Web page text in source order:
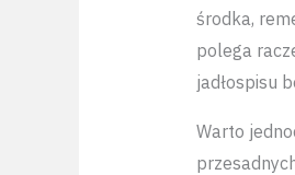
środka,
polega
jadłospisu
Warto